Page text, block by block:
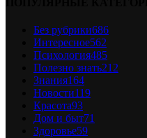
Без рубрики686
Интересное562
Психология485
Полезно знать212
Знания164
Новости119
Красота93
Дом и быт71
Здоровье59